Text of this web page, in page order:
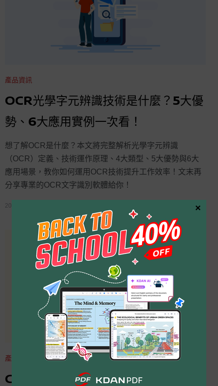
產品資訊
OCR光學字元辨識技術是什麼？5大優
勢、6大應用實例一次看！
想了解OCR是什麼？本文將完整解析光學字元辨識
（OCR）定義、技術運作原理、4大類型、5大優勢與6大
應用場景，教你如何運用OCR技術提升工作效率！文末再
分享專業的OCR文字識別軟體給你！
2024 年 11 月 4 日
產品資訊
ChatPDF vs. KDAN PDF
×